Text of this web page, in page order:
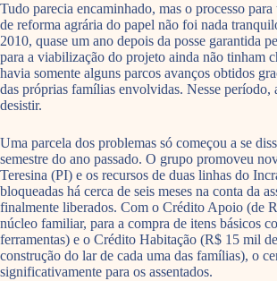
Tudo parecia encaminhado, mas o processo para
de reforma agrária do papel não foi nada
2010, quase um ano depois da posse garantida
para a viabilização do projeto ainda não tinham
havia somente alguns parcos avanços obtidos
das próprias famílias envolvidas. Nesse período,
desistir.
Uma parcela dos problemas só começou a se
semestre do ano passado. O grupo promoveu
Teresina (PI) e os recursos de duas linhas do
bloqueadas há cerca de seis meses na conta da
finalmente liberados. Com o Crédito Apoio (de
núcleo familiar, para a compra de itens básicos
ferramentas) e o Crédito Habitação (R$ 15 mil
construção do lar de cada uma das famílias), o
significativamente para os assentados.